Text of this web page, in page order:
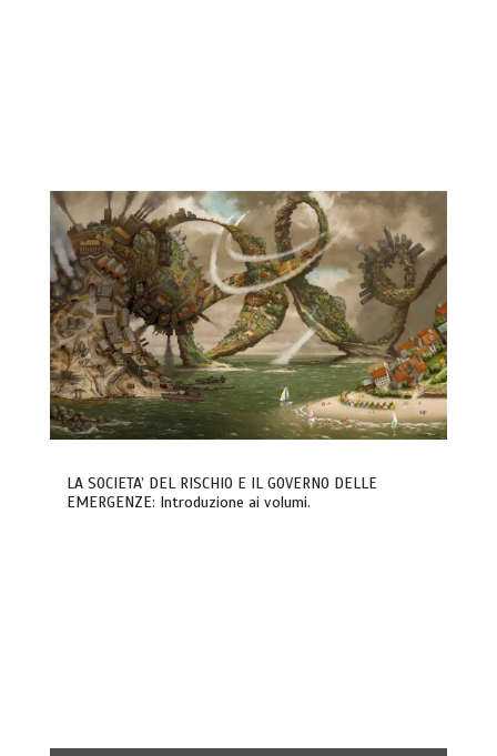
LA SOCIETA’ DEL RISCHIO E IL GOVERNO DELLE
EMERGENZE: Introduzione ai volumi.